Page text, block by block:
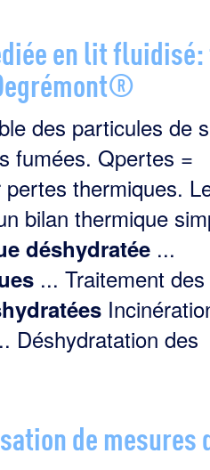
en lit
des particules de
fumées. Qpertes =
thermiques.
bilan thermique
déshydratée ...
... Traitement des
Déshydratation des
de mesures